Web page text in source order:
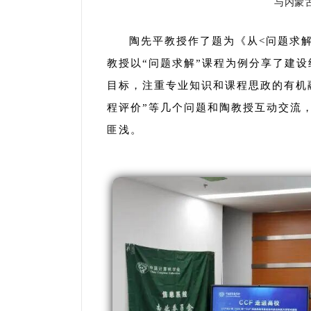
与内蒙
陶先平教授作了题为《从<问题求
教授以“问题求解”课程为例分享了建
目标，注重专业知识和课程思政的有
程评价”等几个问题和陶教授互动交流
匪浅。